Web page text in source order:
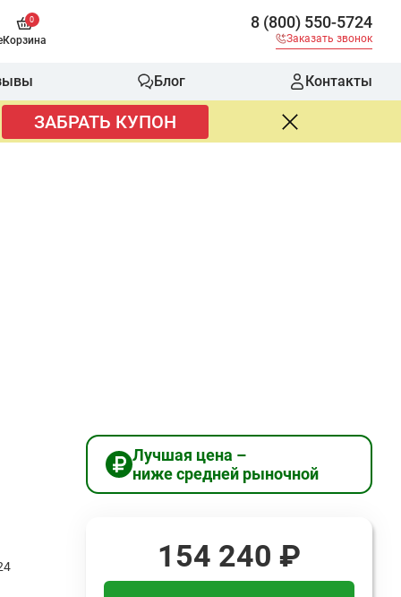
0
Корзина
8 (800) 550-5724
Заказать звонок
Блог Контакты
ЗАБРАТЬ КУПОН
Лучшая цена –
ниже средней рыночной
154 240 ₽